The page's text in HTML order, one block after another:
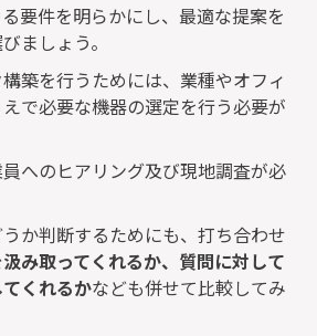
要件を明らかにし、最適な提案を
ましょう。
築を行うためには、業種やオフィ
で必要な機器の選定を行う必要が
へのヒアリング及び現地調査が必
か判断するためにも、打ち合わせ
み取ってくれるか、質問に対して
くれるかなども併せて比較してみ